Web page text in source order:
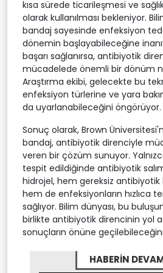
kısa sürede ticarileşmesi ve
olarak kullanılması bekleniyor.
bandaj sayesinde enfeksiyon
dönemin başlayabileceğine
başarı sağlanırsa, antibiyotik
mücadelede önemli bir dönüm
Araştırma ekibi, gelecekte bu
enfeksiyon türlerine ve yara
da uyarlanabileceğini öngörüyor.
Sonuç olarak, Brown
bandaj, antibiyotik direnciyle
veren bir çözüm sunuyor.
tespit edildiğinde antibiyotik
hidrojel, hem gereksiz antibiyotik
hem de enfeksiyonların hızlıca
sağlıyor. Bilim dünyası, bu
birlikte antibiyotik direncinin yol
sonuçların önüne
HABERİN